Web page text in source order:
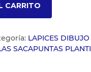
CARRITO
LAPICES DIBUJO
SACAPUNTAS